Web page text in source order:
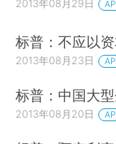
2013年08月29日
标普：不应以
2013年08月23日
标普：中国大
2013年08月20日